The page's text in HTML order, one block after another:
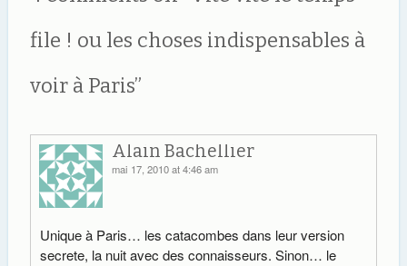
file ! ou les choses indispensables à
voir à Paris”
Alain Bachellier
mai 17, 2010 at 4:46 am
Unique à Paris… les catacombes dans leur version
secrete, la nuit avec des connaisseurs. Sinon… le